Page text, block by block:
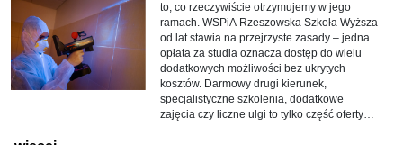
to, co rzeczywiście otrzymujemy w jego
ramach. WSPiA Rzeszowska Szkoła Wyższa
od lat stawia na przejrzyste zasady – jedna
opłata za studia oznacza dostęp do wielu
dodatkowych możliwości bez ukrytych
kosztów. Darmowy drugi kierunek,
specjalistyczne szkolenia, dodatkowe
zajęcia czy liczne ulgi to tylko część oferty